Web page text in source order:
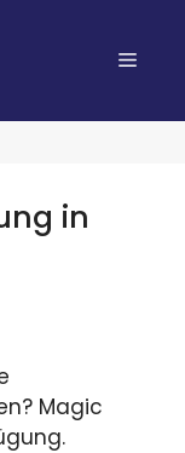
in
Magic